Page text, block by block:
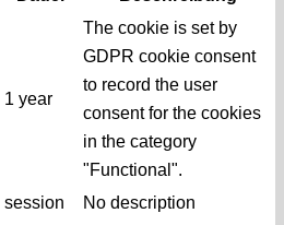
1 year
The cookie is set by
GDPR cookie consent
to record the user
consent for the cookies
in the category
"Functional".
session No description